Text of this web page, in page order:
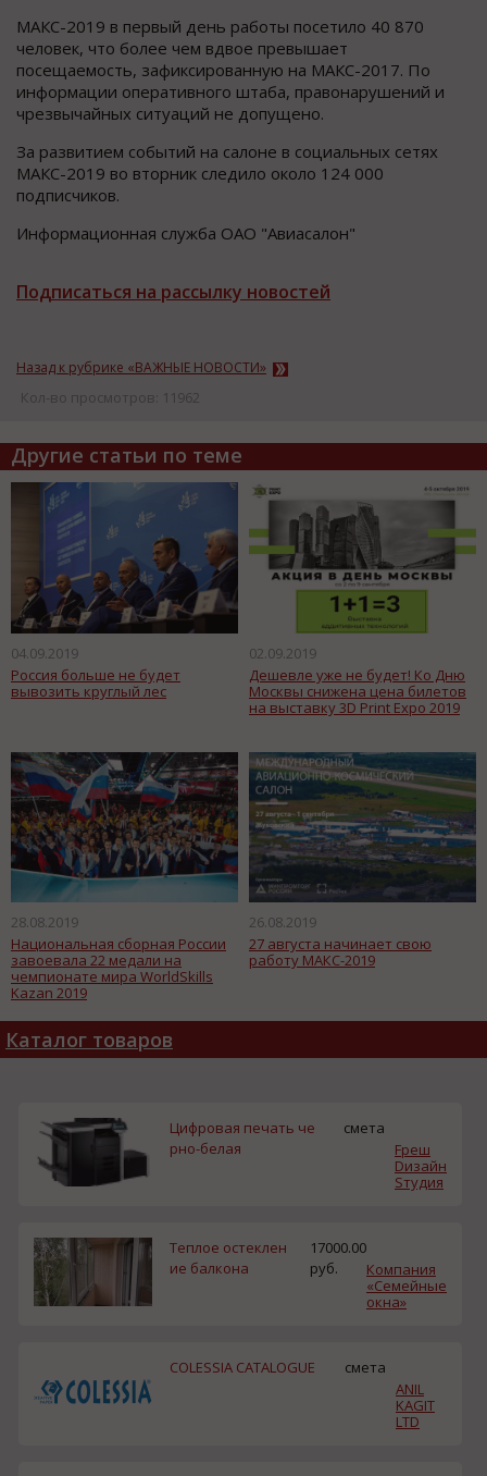
МАКС-2019 в первый день работы посетило 40 870
человек, что более чем вдвое превышает
посещаемость, зафиксированную на МАКС-2017. По
информации оперативного штаба, правонарушений и
чрезвычайных ситуаций не допущено.
За развитием событий на салоне в социальных сетях
МАКС-2019 во вторник следило около 124 000
подписчиков.
Информационная служба ОАО "Авиасалон"
Подписаться на рассылку новостей
Назад к рубрике «ВАЖНЫЕ НОВОСТИ»
Кол-во просмотров: 11962
Другие статьи по теме
04.09.2019
Россия больше не будет
вывозить круглый лес
02.09.2019
Дешевле уже не будет! Ко Дню
Москвы снижена цена билетов
на выставку 3D Print Expo 2019
28.08.2019
Национальная сборная России
завоевала 22 медали на
чемпионате мира WorldSkills
Kazan 2019
26.08.2019
27 августа начинает свою
работу МАКС-2019
Каталог товаров
Цифровая печать че
рно-белая
смета
Fреш
Dизайн
Sтудия
Теплое остеклен
ие балкона
17000.00
руб.
Компания
«Семейные
окна»
COLESSIA CATALOGUE
смета
ANIL
KAGIT
LTD